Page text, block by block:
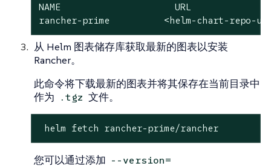
NAME                     URL
rancher-prime          <helm-chart-repo-
从 Helm 图表储存库获取最新的图表以安装
Rancher。
此命令将下载最新的图表并将其保存在当前目录中
作为
.tgz 文件。
helm fetch rancher-prime/rancher
您可以通过添加 --version=